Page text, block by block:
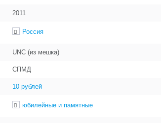
2011
Россия
UNC (из мешка)
СПМД
10 рублей
юбилейные и памятные